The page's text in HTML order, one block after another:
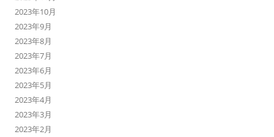
2023年10月
2023年9月
2023年8月
2023年7月
2023年6月
2023年5月
2023年4月
2023年3月
2023年2月